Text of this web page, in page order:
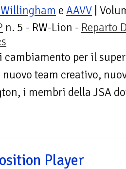
e AAVV |
n. 5 - RW-Lion - Reparto
cambiamento per il
nuovo team creativo,
i membri della JSA
Player